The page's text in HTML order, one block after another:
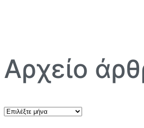
Αρχείο
Αρχείο